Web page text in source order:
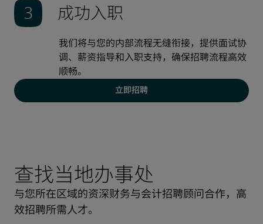
立即招聘
成功入职
我们将与您的内部流程无缝衔接，提供面试协
调、薪资指导和入职支持，确保招聘流程高效
顺畅。
查找当地办事处
与您所在区域的资深财务与会计招聘顾问合作，高
效招聘所需人才。